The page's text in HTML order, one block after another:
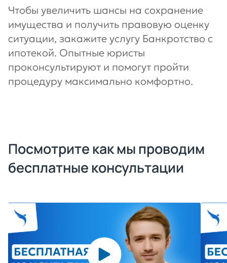
Чтобы увеличить шансы на сохранение
имущества и получить правовую оценку
ситуации, закажите услугу Банкротство с
ипотекой. Опытные юристы
проконсультируют и помогут пройти
процедуру максимально комфортно.
Посмотрите как мы проводим
бесплатные консультации